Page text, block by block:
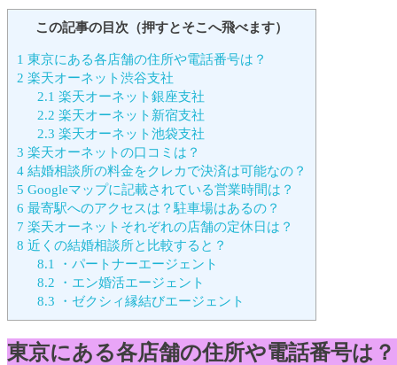
この記事の目次（押すとそこへ飛べます）
1 東京にある各店舗の住所や電話番号は？
2 楽天オーネット渋谷支社
2.1 楽天オーネット銀座支社
2.2 楽天オーネット新宿支社
2.3 楽天オーネット池袋支社
3 楽天オーネットの口コミは？
4 結婚相談所の料金をクレカで決済は可能なの？
5 Googleマップに記載されている営業時間は？
6 最寄駅へのアクセスは？駐車場はあるの？
7 楽天オーネットそれぞれの店舗の定休日は？
8 近くの結婚相談所と比較すると？
8.1
・パートナーエージェント
8.2 ・エン婚活エージェント
8.3 ・ゼクシィ縁結びエージェント
東京にある各店舗の住所や電話番号は？